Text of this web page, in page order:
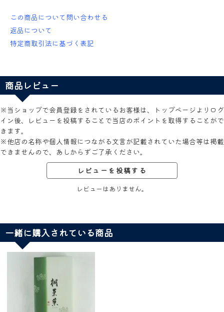
この商品について問い合わせる
返品について
特定商取引法に基づく表記
商品レビュー
※当ショップで会員登録をされているお客様は、トップページよりログ
イン後、レビューを投稿することで当店のポイントを取得することがで
きます。
※他店の名称や個人情報につながる文言が記載されていた場合等は掲載
できませんので、あしからずご了承ください。
レビューを投稿する
レビューはありません。
一緒に購入されている商品